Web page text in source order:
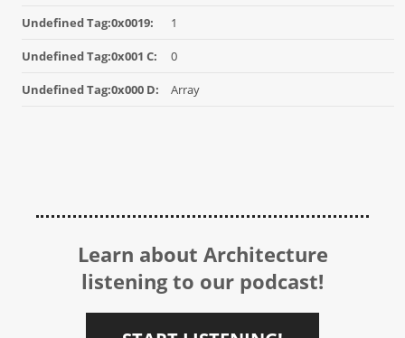
Undefined Tag:0x0019: 1
Undefined Tag:0x001 C: 0
Undefined Tag:0x000 D: Array
Learn about Architecture
listening to our podcast!